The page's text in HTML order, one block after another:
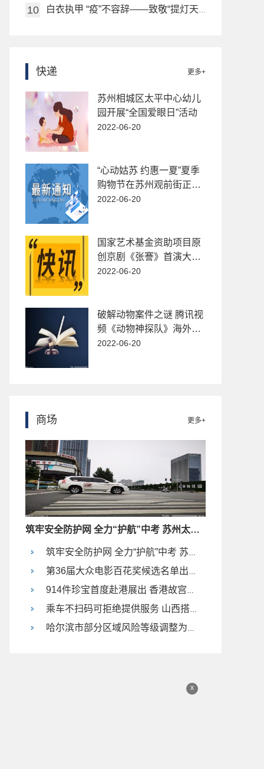
白衣执甲 “疫”不容辞——致敬“提灯天使”
快递 更多+
苏州相城区太平中心幼儿
园开展“全国爱眼日”活动
2022-06-20
“心动姑苏 约惠一夏”夏季
购物节在苏州观前街正式
启动
2022-06-20
国家艺术基金资助项目原
创京剧《张謇》首演大获
成功
2022-06-20
破解动物案件之谜 腾讯视
频《动物神探队》海外首
播破纪录
2022-06-20
商场 更多+
筑牢安全防护网 全力“护航”中考 苏州太平街道这样做
筑牢安全防护网 全力“护航”中考 苏州太平街道这样做
第36届大众电影百花奖候选名单出炉 易烊千玺成最佳男主角
914件珍宝首度赴港展出 香港故宫文化博物馆首展预告公布
乘车不扫码可拒绝提供服务 山西搭乘出租和网约车需先扫码
哈尔滨市部分区域风险等级调整为低风险
x